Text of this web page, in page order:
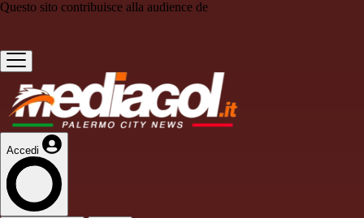
Questo sito contribuisce alla audience de
Accedi